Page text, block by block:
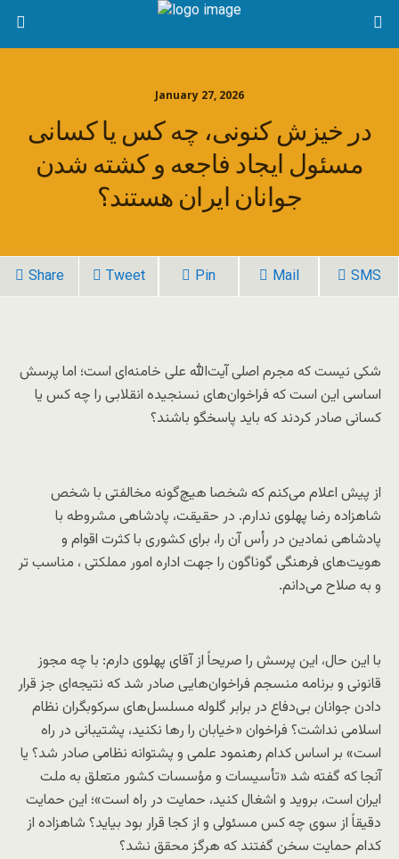
January 27, 2026
در خیزش کنونی، چه کس یا کسانی
مسئول ایجاد فاجعه و کشته شدن
جوانان ایران هستند؟
Share Tweet Pin Mail SMS
شکی نیست که مجرم اصلی آیت‌الله علی خامنه‌ای است؛ اما پرسش
اساسی این است که فراخوان‌های نسنجیده انقلابی را چه کس یا
کسانی صادر کردند که باید پاسخگو باشند؟
از پیش اعلام می‌کنم که شخصا هیچ‌گونه مخالفتی با شخص
شاهزاده رضا پهلوی ندارم. در حقیقت، پادشاهی مشروطه با
پادشاهی نمادین در رأس آن را، برای کشوری با کثرت اقوام و
هویت‌های فرهنگی گوناگون را جهت اداره امور مملکتی ، مناسب تر
و به صلاح می‌دانم.
با این حال، این پرسش را صریحاً از آقای پهلوی دارم: با چه مجوز
قانونی و برنامه منسجم فراخوان‌هایی صادر شد که نتیجه‌ای جز قرار
دادن جوانان بی‌دفاع در برابر گلوله مسلسل‌های سرکوبگران نظام
اسلامی نداشت؟ فراخوان «خیابان را رها نکنید، پشتیبانی در راه
است» بر اساس کدام رهنمود علمی و پشتوانه نظامی صادر شد؟ یا
آنجا که گفته شد «تأسیسات و مؤسسات کشور متعلق به ملت
ایران است، بروید و اشغال کنید، حمایت در راه است»؛ این حمایت
دقیقاً از سوی چه کس مسئولی و از کجا قرار بود بیاید؟ شاهزاده از
کدام حمایت سخن گفتند که هرگز محقق نشد؟